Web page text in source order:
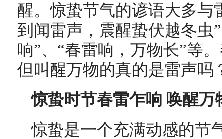
醒。惊蛰节气的谚语大多与
到闻雷声，震醒蛰伏越冬虫
响”、“春雷响，万物长”等
但叫醒万物的真的是雷声吗
惊蛰时节春雷乍响 唤醒万
惊蛰是一个充满动感的节